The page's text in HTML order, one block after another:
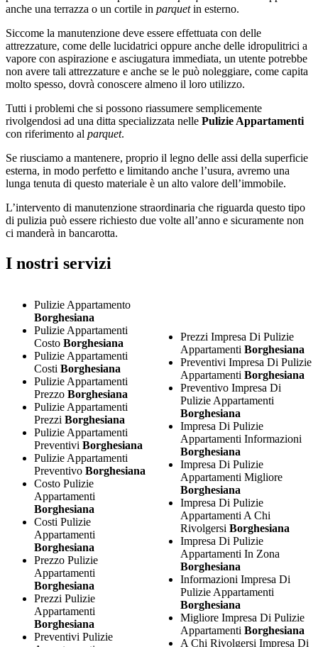
anche una terrazza o un cortile in parquetin esterno.
Siccome la manutenzione deve essere effettuata con delle
attrezzature, come delle lucidatrici oppure anche delle idropulitrici a
vapore con aspirazione e asciugatura immediata, un utente potrebbe
non avere tali attrezzature e anche se le può noleggiare, come capita
molto spesso, dovrà conoscere almeno il loro utilizzo.
Tutti i problemi che si possono riassumere semplicemente
rivolgendosi ad una ditta specializzata nelle Pulizie Appartamenti
con riferimento al parquet.
Se riusciamo a mantenere, proprio il legno delle assi della superficie
esterna, in modo perfetto e limitando anche l’usura, avremo una
lunga tenuta di questo materiale è un alto valore dell’immobile.
L’intervento di manutenzione straordinaria che riguarda questo tipo
di pulizia può essere richiesto due volte all’anno e sicuramente non
ci manderà in bancarotta.
I nostri servizi
Pulizie Appartamento
Borghesiana
Pulizie Appartamenti
Costo Borghesiana
Pulizie Appartamenti
Costi Borghesiana
Pulizie Appartamenti
Prezzo Borghesiana
Pulizie Appartamenti
Prezzi Borghesiana
Pulizie Appartamenti
Preventivi Borghesiana
Pulizie Appartamenti
Preventivo Borghesiana
Costo Pulizie
Appartamenti
Borghesiana
Costi Pulizie
Appartamenti
Borghesiana
Prezzo Pulizie
Appartamenti
Borghesiana
Prezzi Pulizie
Appartamenti
Borghesiana
Preventivi Pulizie
Prezzi Impresa Di Pulizie
AppartamentiBorghesiana
Preventivi Impresa Di Pulizie
AppartamentiBorghesiana
Preventivo Impresa Di
Pulizie Appartamenti
Borghesiana
Impresa Di Pulizie
Appartamenti Informazioni
Borghesiana
Impresa Di Pulizie
Appartamenti Migliore
Borghesiana
Impresa Di Pulizie
Appartamenti A Chi
RivolgersiBorghesiana
Impresa Di Pulizie
Appartamenti In Zona
Borghesiana
Informazioni Impresa Di
Pulizie Appartamenti
Borghesiana
Migliore Impresa Di Pulizie
AppartamentiBorghesiana
A Chi Rivolgersi Impresa Di